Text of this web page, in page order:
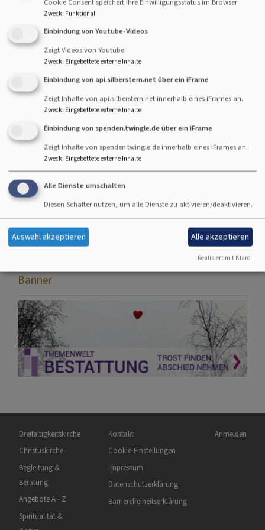
der Pfarrerin, dem Pfarrer oder dem Diakon.
Gerne sind wir auch bereit, im Trauerhaus eine
Aussegnung vorzunehmen.
Nehmen Sie Kontakt mit "Ihrem" Pfarramt auf
Dreifaltigkeitskirche unter Tel. 08341/ 95 18 - 0 oder
mail.
Christuskirche unter Tel. 08341/ 62 192 oder permail.
Weiterführende Informationen zum Thema Sterben, Tod,
Bestattung und Trauer finden Sie
www.velkd.de/gemeinden/seelsorge.php
http://bestattung.bayern-evangelisch.de/
Banner
Hauptnavigation
Dreifaltigkeitskirche
Christuskirche
Begleitung &
Beratung
Angebote A - Z
Spiritualität &
Fußbereichsmenü
Kontakt
Cookie-Einstellungen
Impressum
Datenschutzerklärung
Barrierefreiheitserklärung
Anmelden
Zweck: Funktional
Einbindung von Youtube-Videos
Zeigt Videos von Youtube
Zweck: Eingebettete externe Inhalte
Einbindung von api.silberstern.net über ein iFrame
Zeigt Inhalte von api.silberstern.net innerhalb eines iFrames an.
Zweck: Eingebettete externe Inhalte
Einbindung von spenden.twingle.de über ein iFrame
Zeigt Inhalte von spenden.twingle.de innerhalb eines iFrames an.
Zweck: Eingebettete externe Inhalte
Alle Dienste umschalten
Diesen Schalter nutzen, um alle Dienste zu aktivieren/deaktivieren.
Auswahl akzeptieren Alle akzeptieren
Realisiert mit Klaro!